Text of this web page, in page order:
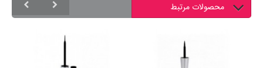
محصولات مرتبط